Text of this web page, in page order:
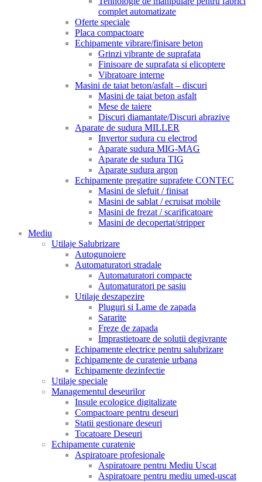
complet automatizate
Oferte speciale
Placa compactoare
Echipamente vibrare/finisare beton
Grinzi vibrante de suprafata
Finisoare de suprafata si elicoptere
Vibratoare interne
Masini de taiat beton/asfalt – discuri
Masini de taiat beton asfalt
Mese de taiere
Discuri diamantate/Discuri abrazive
Aparate de sudura MILLER
Invertor sudura cu electrod
Aparate sudura MIG-MAG
Aparate de sudura TIG
Aparate sudura argon
Echipamente pregatire suprafete CONTEC
Masini de slefuit / finisat
Masini de sablat / ecruisat mobile
Masini de frezat / scarificatoare
Masini de decopertat/stripper
Mediu
Utilaje Salubrizare
Autogunoiere
Automaturatori stradale
Automaturatori compacte
Automaturatori pe sasiu
Utilaje deszapezire
Pluguri si Lame de zapada
Sararite
Freze de zapada
Imprastietoare de solutii degivrante
Echipamente electrice pentru salubrizare
Echipamente de curatenie urbana
Echipamente dezinfectie
Utilaje speciale
Managementul deseurilor
Insule ecologice digitalizate
Compactoare pentru deseuri
Statii gestionare deseuri
Tocatoare Deseuri
Echipamente curatenie
Aspiratoare profesionale
Aspiratoare pentru Mediu Uscat
Aspiratoare pentru mediu umed-uscat